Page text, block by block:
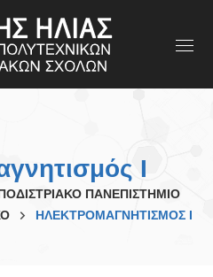
Ι
ΠΑΝΕΠΙΣΤΗΜΙΟ
ΗΛΕΚΤΡΟΜΑΓΝΗΤΙΣΜΌΣ Ι